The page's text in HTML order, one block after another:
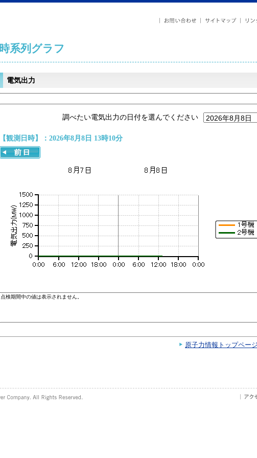
時系列グラフ
電気出力
調べたい電気出力の日付を選んでください
【観測日時】：2026年8月8日 13時10分
原子力情報トップペー